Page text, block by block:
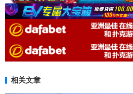
相关文章